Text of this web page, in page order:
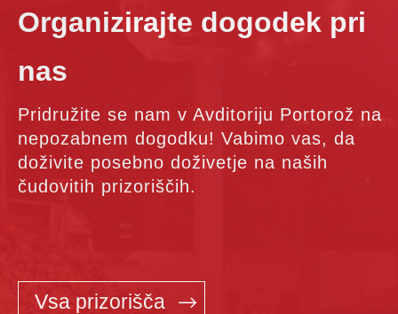
Organizirajte dogodek pri
nas
Pridružite se nam v Avditoriju Portorož na
nepozabnem dogodku! Vabimo vas, da
doživite posebno doživetje na naših
čudovitih prizoriščih.
Vsa prizorišča